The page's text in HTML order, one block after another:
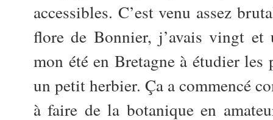
accessibles. C’est venu assez
flore de Bonnier, j’avais vingt et
mon été en Bretagne à étudier les
un petit herbier. Ça a commencé
à faire de la botanique en